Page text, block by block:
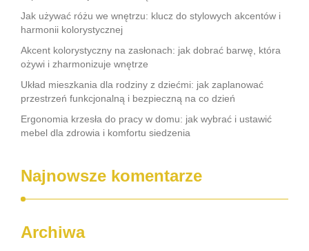
Jak używać różu we wnętrzu: klucz do stylowych akcentów i
harmonii kolorystycznej
Akcent kolorystyczny na zasłonach: jak dobrać barwę, która
ożywi i zharmonizuje wnętrze
Układ mieszkania dla rodziny z dziećmi: jak zaplanować
przestrzeń funkcjonalną i bezpieczną na co dzień
Ergonomia krzesła do pracy w domu: jak wybrać i ustawić
mebel dla zdrowia i komfortu siedzenia
Najnowsze komentarze
Archiwa